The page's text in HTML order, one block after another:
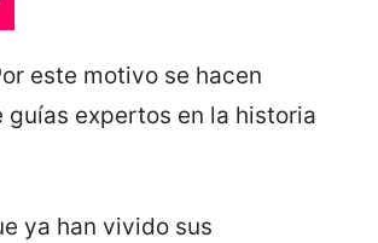
este motivo se hacen
expertos en la historia
ya han vivido sus